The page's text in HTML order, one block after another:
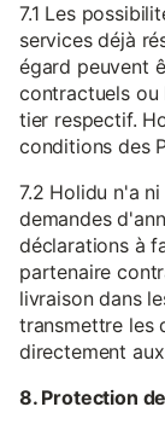
7.1 Les
services déjà
égard peuvent
contractuels ou
tier respectif.
conditions des
7.2 Holidu n'a
demandes
déclarations à
partenaire
livraison dans
transmettre les
directement
8. Protection